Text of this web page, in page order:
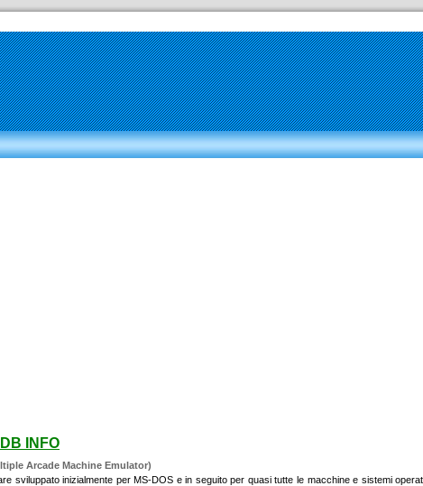
INFO
Arcade Machine Emulator)
sviluppato inizialmente per MS-DOS e in seguito per quasi tutte le macchine e sistemi